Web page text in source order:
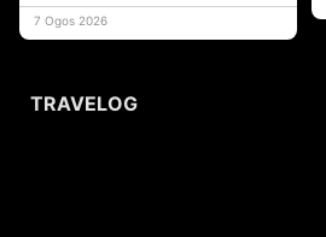
usaha
7 Ogos 2026
TRAVELOG